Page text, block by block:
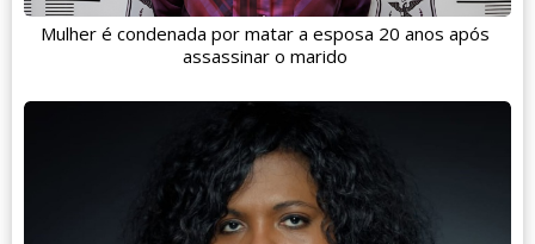
Mulher é condenada por matar a esposa 20 anos após
assassinar o marido